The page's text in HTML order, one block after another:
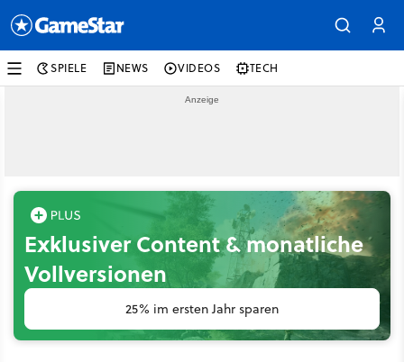
SPIELE NEWS VIDEOS TECH
Exklusiver Content & monatliche
Vollversionen
25% im ersten Jahr sparen